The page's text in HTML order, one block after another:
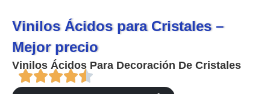
Vinilos Ácidos para Cristales –
Mejor precio
Vinilos Ácidos Para Decoración De Cristales